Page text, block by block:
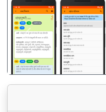
पिछला